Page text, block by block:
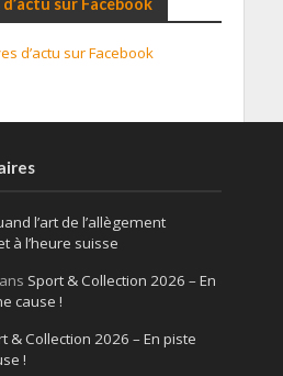
d’actu sur Facebook
l’art de l’allègement
à l’heure suisse
Sport & Collection 2026 – En
cause !
& Collection 2026 – En piste
!